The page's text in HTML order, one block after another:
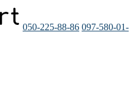
050-225-88-86 097-580-01-